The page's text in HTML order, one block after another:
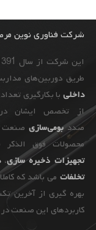
شرکت فناوری نوین
طریق دوربین‌های
داخلی با بکارگیری
از تخصص ایشان در
صددبومی‌سازی صنعت
محصولات فوق الذکر
تجهیزات ذخیره سازی،
تخلفات می باشد که
بهره گیری از آخرین
کاربردهای این صنعت